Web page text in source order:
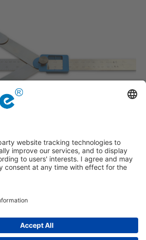
Remoção e transferência de ângulos